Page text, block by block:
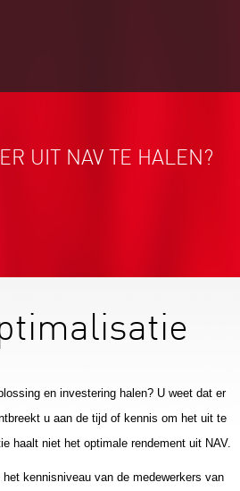
UIT NAV TE HALEN?
en investering halen? U weet dat er
u aan de tijd of kennis om het uit te
haalt niet het optimale rendement uit NAV.
kennisniveau van de medewerkers van